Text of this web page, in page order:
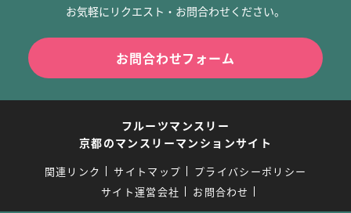
お気軽にリクエスト・お問合わせください。
お問合わせフォーム
フルーツマンスリー
京都のマンスリーマンションサイト
関連リンク サイトマップ
プライバシーポリシー
サイト運営会社
お問合わせ